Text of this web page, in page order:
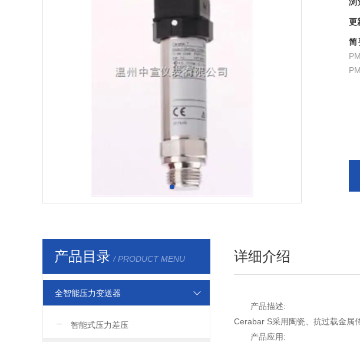
更
简
产品目录 / PRODUCT MENU
全智能压力变送器
智能式压力差压
详细介绍
产品描述:
Cerabar S采用陶瓷、抗过载金属
产品应用: